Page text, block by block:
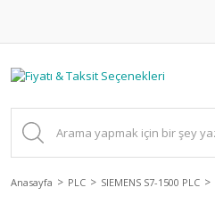
Anasayfa PLC SIEMENS S7-1500 PLC